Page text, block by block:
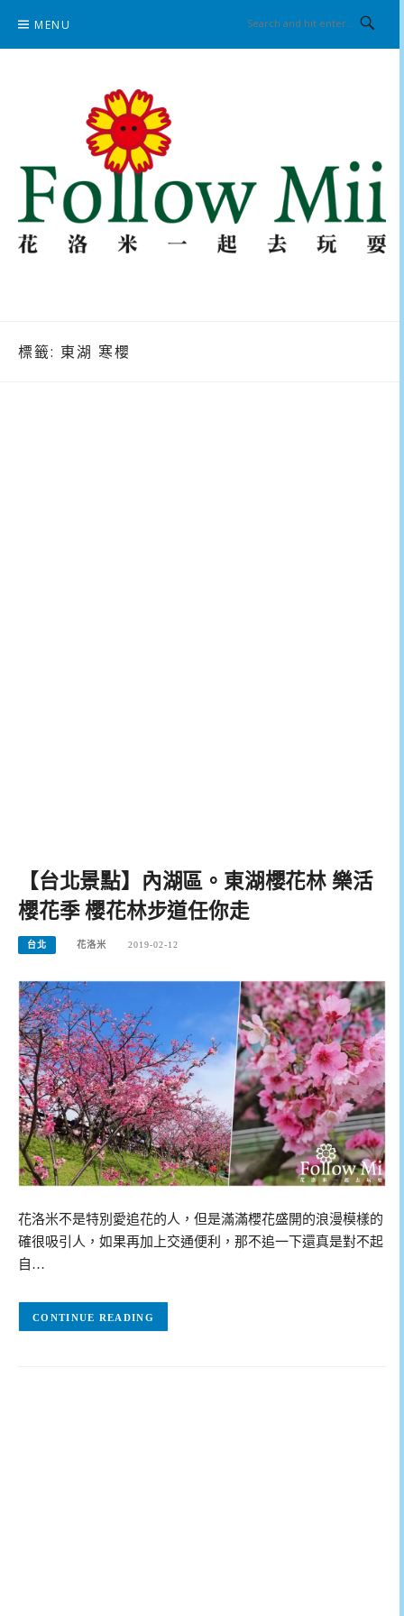
content
MENU
標籤: 東湖 寒櫻
【台北景點】內湖區。東湖櫻花林 樂活
櫻花季 櫻花林步道任你走
台北 花洛米 2019-02-12
花洛米不是特別愛追花的人，但是滿滿櫻花盛開的浪漫模樣的
確很吸引人，如果再加上交通便利，那不追一下還真是對不起
自…
CONTINUE READING